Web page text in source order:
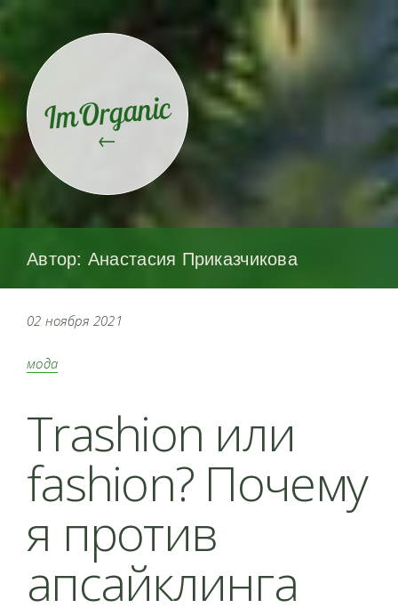
ImOrganic
←
Автор: Анастасия Приказчикова
02 ноября 2021
мода
Trashion или
fashion? Почему
я против
апсайклинга